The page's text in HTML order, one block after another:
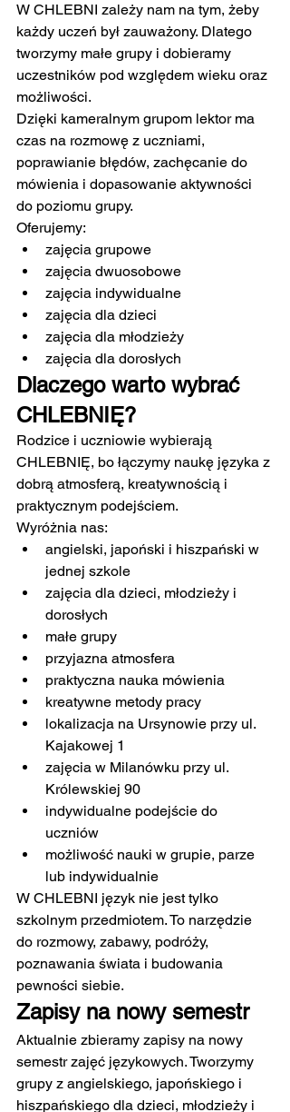
W CHLEBNI zależy nam na tym, żeby
każdy uczeń był zauważony. Dlatego
tworzymy małe grupy i dobieramy
uczestników pod względem wieku oraz
możliwości.
Dzięki kameralnym grupom lektor ma
czas na rozmowę z uczniami,
poprawianie błędów, zachęcanie do
mówienia i dopasowanie aktywności
do poziomu grupy.
Oferujemy:
zajęcia grupowe
zajęcia dwuosobowe
zajęcia indywidualne
zajęcia dla dzieci
zajęcia dla młodzieży
zajęcia dla dorosłych
Dlaczego warto wybrać
CHLEBNIĘ?
Rodzice i uczniowie wybierają
CHLEBNIĘ, bo łączymy naukę języka z
dobrą atmosferą, kreatywnością i
praktycznym podejściem.
Wyróżnia nas:
angielski, japoński i hiszpański w
jednej szkole
zajęcia dla dzieci, młodzieży i
dorosłych
małe grupy
przyjazna atmosfera
praktyczna nauka mówienia
kreatywne metody pracy
lokalizacja na Ursynowie przy ul.
Kajakowej 1
zajęcia w Milanówku przy ul.
Królewskiej 90
indywidualne podejście do
uczniów
możliwość nauki w grupie, parze
lub indywidualnie
W CHLEBNI język nie jest tylko
szkolnym przedmiotem. To narzędzie
do rozmowy, zabawy, podróży,
poznawania świata i budowania
pewności siebie.
Zapisy na nowy semestr
Aktualnie zbieramy zapisy na nowy
semestr zajęć językowych. Tworzymy
grupy z angielskiego, japońskiego i
hiszpańskiego dla dzieci, młodzieży i